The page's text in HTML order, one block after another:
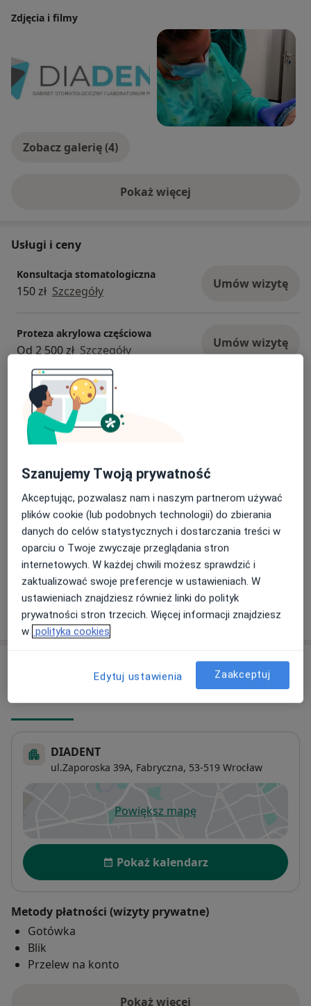
Zdjęcia i filmy
Zobacz galerię (4)
Pokaż więcejo doświadczeniu
Usługi i ceny
Konsultacja stomatologiczna
150 zł Szczegóły Umów wizytę
Proteza akrylowa częściowa
Od 2 500 zł Szczegóły Umów wizytę
Scaling + fluoryzacja
Od 250 zł Szczegóły
1 500 zł Szczegóły
Przykrycie pośrednie miazgi
(zawiera wypełnienie ostateczne)
Szczegóły
Umów wizytę
+ 104 usługi
W jaki sposób ustalane są ceny?
Adres 1 Adres 2
DIADENT
ul.Zaporoska 39A, Fabryczna, 53-519 Wrocław
Powiększ mapęotwiera się w nowej karcie
Dostępność
Pokaż kalendarz
Metody płatności (wizyty prywatne)
Gotówka
Blik
Przelew na konto
Pokaż więcej
Szanujemy Twoją prywatność
Akceptując, pozwalasz nam i naszym partnerom używać
plików cookie (lub podobnych technologii) do zbierania
danych do celów statystycznych i dostarczania treści w
oparciu o Twoje zwyczaje przeglądania stron
internetowych. W każdej chwili możesz sprawdzić i
zaktualizować swoje preferencje w ustawieniach. W
ustawieniach znajdziesz również linki do polityk
prywatności stron trzecich. Więcej informacji znajdziesz
w polityka cookies
Edytuj ustawienia Zaakceptuj